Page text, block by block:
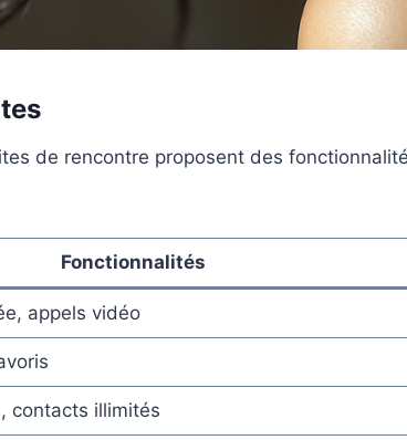
de rencontre proposent des
Fonctionnalités
appels vidéo
contacts illimités